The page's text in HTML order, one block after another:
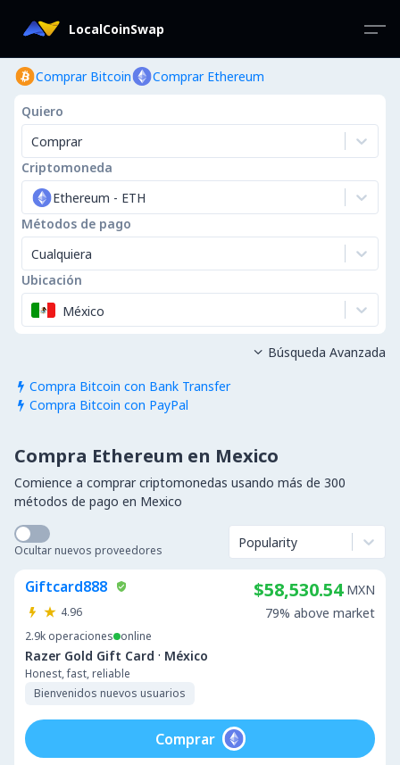
LocalCoinSwap
Comprar Bitcoin Comprar Ethereum
Quiero
Comprar
Criptomoneda
Ethereum - ETH
Métodos de pago
Cualquiera
Ubicación
México
 Compra Bitcoin con Bank Transfer
 Compra Bitcoin con PayPal
 Búsqueda Avanzada
Compra Ethereum en Mexico
Comience a comprar criptomonedas usando más de 300
métodos de pago en Mexico
Ocultar nuevos proveedores Popularity
Giftcard888
4.96
2.9k operaciones online
Razer Gold Gift Card · México
Honest, fast, reliable
Bienvenidos nuevos usuarios
$58,530.54 MXN
79% above market
Comprar